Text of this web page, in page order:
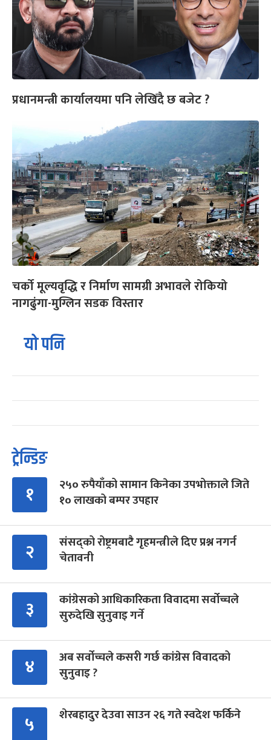
प्रधानमन्त्री कार्यालयमा पनि लेखिँदै छ बजेट ?
चर्को मूल्यवृद्धि र निर्माण सामग्री अभावले रोकियो
नागढुंगा-मुग्लिन सडक विस्तार
यो पनि
ट्रेन्डिङ
१
२५० रुपैयाँको सामान किनेका उपभोक्ताले जिते
१० लाखको बम्पर उपहार
२
संसद्को रोष्ट्रमबाटै गृहमन्त्रीले दिए प्रश्न नगर्न
चेतावनी
३
कांग्रेसको आधिकारिकता विवादमा सर्वोच्चले
सुरुदेखि सुनुवाइ गर्ने
४
अब सर्वोच्चले कसरी गर्छ कांग्रेस विवादको
सुनुवाइ ?
५ शेरबहादुर देउवा साउन २६ गते स्वदेश फर्किने